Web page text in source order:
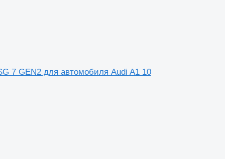
7 GEN2 для автомобиля Audi A1 10